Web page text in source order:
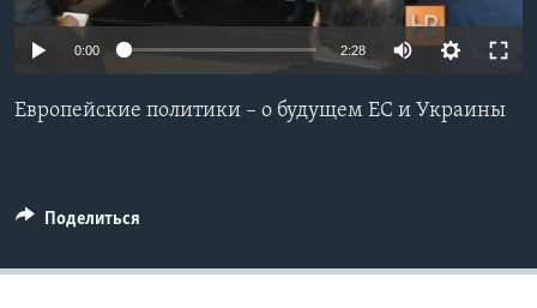
Learning English
СОЦИАЛЬНЫЕ СЕТИ
Языки
0:00 2:28
Европейские политики – о будущем ЕС и Украины
Поделиться